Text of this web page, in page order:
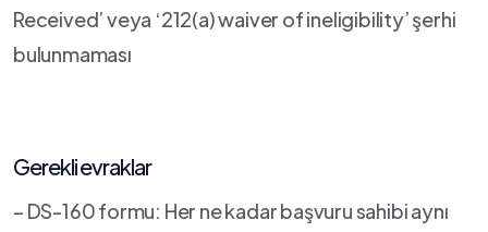
Received’ veya ‘212(a) waiver of ineligibility’ şerhi
bulunmaması
Gerekli evraklar
– DS-160 formu: Her ne kadar başvuru sahibi aynı